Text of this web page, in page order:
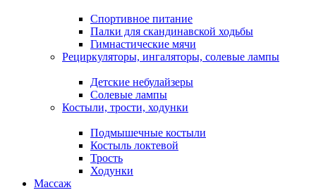
Спортивное питание
Палки для скандинавской ходьбы
Гимнастические мячи
Рециркуляторы, ингаляторы, солевые лампы
Детские небулайзеры
Солевые лампы
Костыли, трости, ходунки
Подмышечные костыли
Костыль локтевой
Трость
Ходунки
Массаж